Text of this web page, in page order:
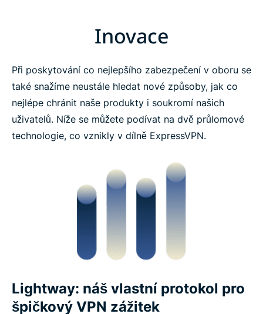
Inovace
Při poskytování co nejlepšího zabezpečení v oboru se
také snažíme neustále hledat nové způsoby, jak co
nejlépe chránit naše produkty i soukromí našich
uživatelů. Níže se můžete podívat na dvě průlomové
technologie, co vznikly v dílně ExpressVPN.
Lightway: náš vlastní protokol pro
špičkový VPN zážitek